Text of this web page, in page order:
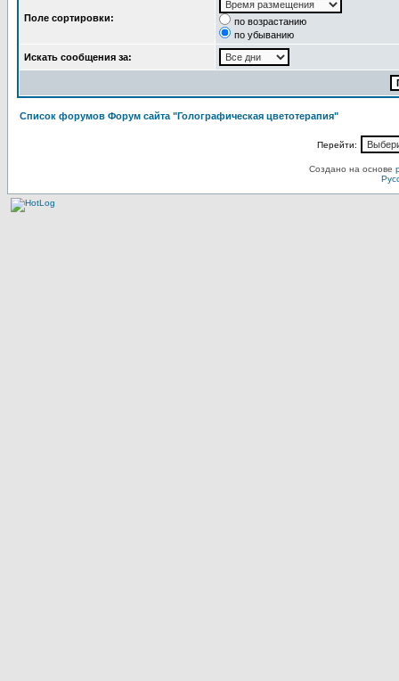
Поле сортировки:
по возрастанию
по убыванию
Искать сообщения за:
Список форумов Форум сайта "Голографическая цветотерапия"
Перейти:
Создано на основе